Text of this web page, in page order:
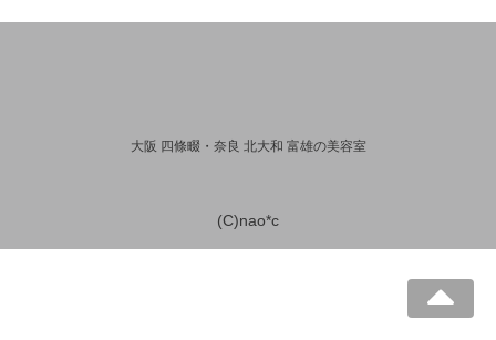
大阪 四條畷・奈良 北大和 富雄の美容室
(C)nao*c